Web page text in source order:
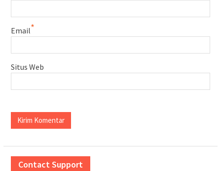
Email*
Situs Web
Contact Support